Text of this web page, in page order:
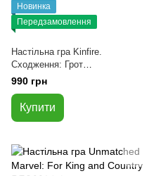
Новинка
Передзамовлення
Настільна гра Kinfire.
Сходження: Грот
Марнославства (Kinfire Delve:
Vainglory's Grotto)
990 грн
Купити